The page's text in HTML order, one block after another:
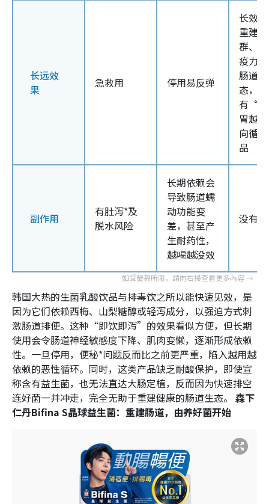
长远效
果
急救用 停用易反弹
长效
重建
群、
疫力
肠道
态，
有“越
胃越
向循
品
副作用
有肚泻*及
脱水风险
长期依赖会
导致肠道蠕
动功能变
差，甚至产
生耐药性，
越喝越没效
没有~
韩国大热的生菌乳酸饮品与排毒饮之所以能快速见效，是
因为它们依赖西梅、山梨糖醇或轻泻成分，以强迫方式刺
激肠道排便。这种“即饮即泻”的效果看似方便，但长期
使用会令肠道神经敏感度下降、肌肉变懒，逐渐形成依赖
性。一旦停用，便秘*问题反而比之前更严重，陷入越用越
依赖的恶性循环。同时，这类产品缺乏耐酸保护，即使宣
称含有益生菌，也无法直达大肠定植，反而因为快速排空
连好菌一并冲走，完全无助于重建健康的肠道生态。 森下
仁丹Bifina S晶球益生菌：重建肠道，由养好菌开始